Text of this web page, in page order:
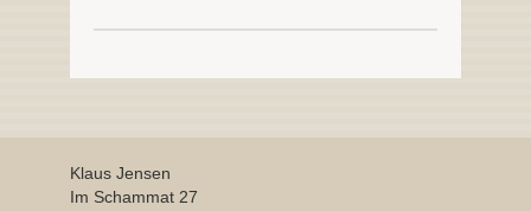
Klaus Jensen
Im Schammat 27